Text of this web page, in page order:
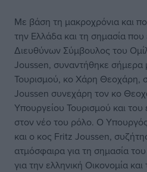
Με βάση τη μακροχρόνια και
την Ελλάδα και τη σημασία
Διευθύνων Σύμβουλος του
Joussen, συναντήθηκε σήμερα
Τουρισμού, κο Χάρη Θεοχάρη,
Joussen συνεχάρη τον κο
Υπουργείου Τουρισμού και του
στον νέο του ρόλο. Ο
και ο κος Fritz Joussen,
ατμόσφαιρα για τη σημασία
για την ελληνική Οικονομία